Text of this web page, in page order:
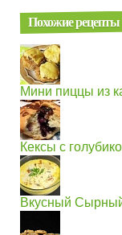
Похожие рецепты
Мини пиццы из
Кексы с
Вкусный